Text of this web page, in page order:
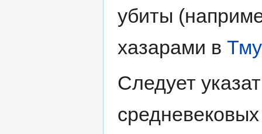
убиты
хазарами в
Следует